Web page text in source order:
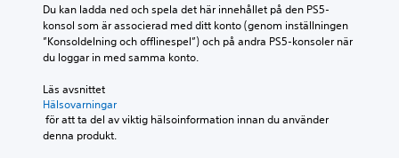
Du kan ladda ned och spela det här innehållet på den PS5-
konsol som är associerad med ditt konto (genom inställningen
”Konsoldelning och offlinespel”) och på andra PS5-konsoler när
du loggar in med samma konto.
Läs avsnittet
Hälsovarningar
denna produkt.